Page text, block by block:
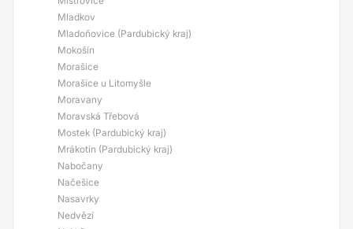
Mladkov
Mladoňovice (Pardubický kraj)
Mokošín
Morašice
Morašice u Litomyšle
Moravany
Moravská Třebová
Mostek (Pardubický kraj)
Mrákotín (Pardubický kraj)
Nabočany
Načešice
Nasavrky
Nedvězí